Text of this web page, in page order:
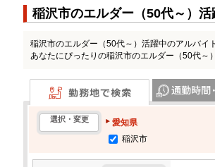
稲沢市のエルダー（50代～）
稲沢市のエルダー（50代～）活躍中のアルバイ
あなたにぴったりの稲沢市のエルダー（50代～
勤務地で検索
選択・変更
愛知県
稲沢市